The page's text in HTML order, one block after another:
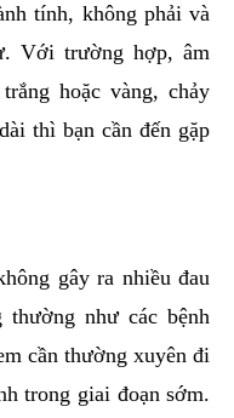
tính, không phải và
Với trường hợp, âm
hoặc vàng, chảy
thì bạn cần đến gặp
gây ra nhiều đau
thường như các bệnh
cần thường xuyên đi
trong giai đoạn sớm.